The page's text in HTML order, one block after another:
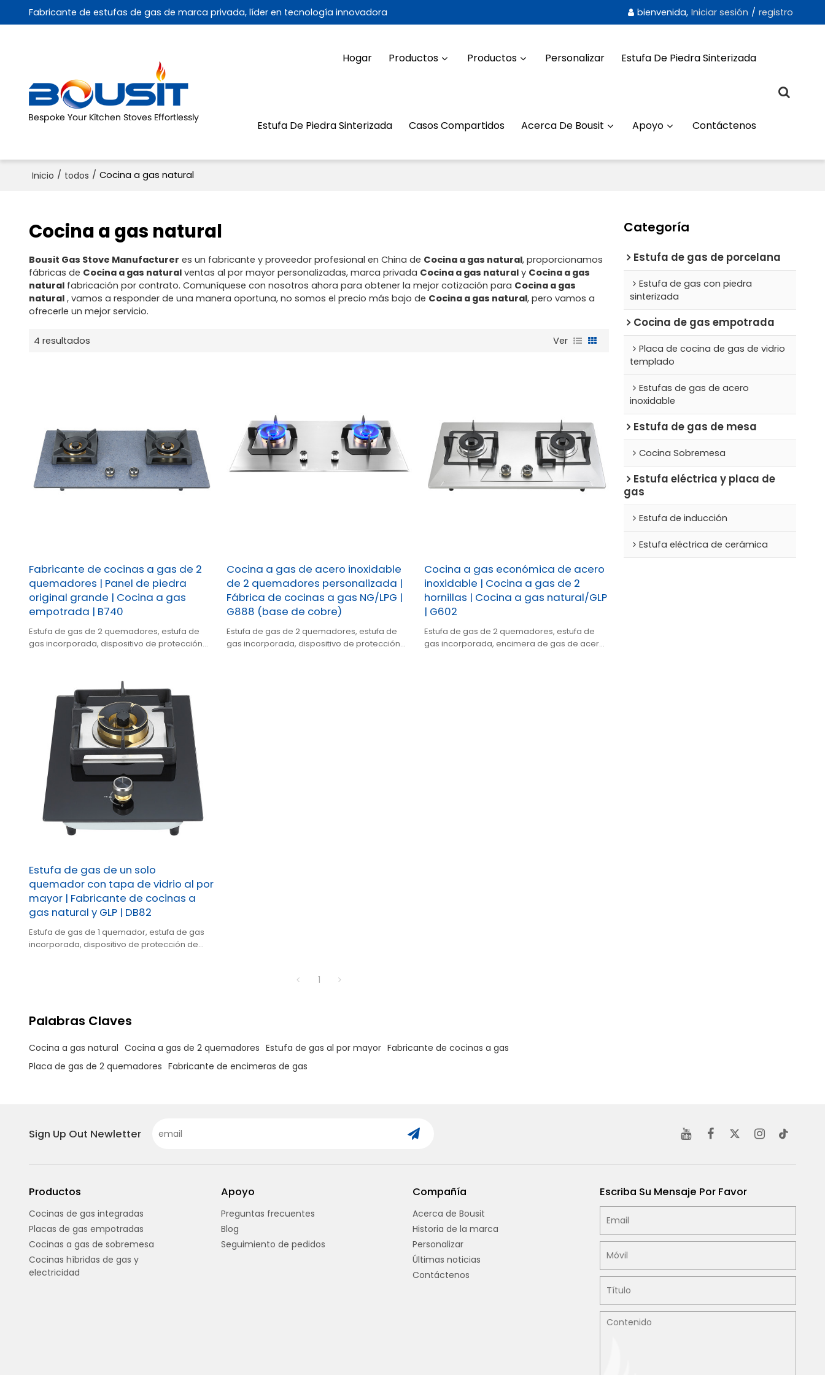
Fabricante de estufas de gas de marca privada, líder en tecnología innovadora bienvenida, Iniciar sesión / registro
Hogar Productos Productos Personalizar Estufa De Piedra Sinterizada
Estufa De Piedra Sinterizada Casos Compartidos Acerca De Bousit Apoyo Contáctenos
Inicio / todos / Cocina a gas natural
Cocina a gas natural
Bousit Gas Stove Manufacturer es un fabricante y proveedor profesional en China de Cocina a gas natural, proporcionamos
fábricas de Cocina a gas naturalventas al por mayor personalizadas, marca privada Cocina a gas naturaly Cocina a gas
naturalfabricación por contrato. Comuníquese con nosotros ahora para obtener la mejor cotización para Cocina a gas
natural, vamos a responder de una manera oportuna, no somos el precio más bajo de Cocina a gas natural, pero vamos a
ofrecerle un mejor servicio.
4 resultados Ver
Fabricante de cocinas a gas de 2
quemadores | Panel de piedra
original grande | Cocina a gas
empotrada | B740
Estufa de gas de 2 quemadores, estufa de
gas incorporada, dispositivo de protección
Cocina a gas de acero inoxidable
de 2 quemadores personalizada |
Fábrica de cocinas a gas NG/LPG |
G888 (base de cobre)
Estufa de gas de 2 quemadores, estufa de
gas incorporada, dispositivo de protección
Cocina a gas económica de acero
inoxidable | Cocina a gas de 2
hornillas | Cocina a gas natural/GLP
| G602
Estufa de gas de 2 quemadores, estufa de
gas incorporada, encimera de gas de acero
Estufa de gas de un solo
quemador con tapa de vidrio al por
mayor | Fabricante de cocinas a
gas natural y GLP | DB82
Estufa de gas de 1 quemador, estufa de gas
incorporada, dispositivo de protección de
1
Palabras Claves
Cocina a gas natural Cocina a gas de 2 quemadores Estufa de gas al por mayor Fabricante de cocinas a gas
Placa de gas de 2 quemadores Fabricante de encimeras de gas
Categoría
Estufa de gas de porcelana
Estufa de gas con piedra
sinterizada
Cocina de gas empotrada
Placa de cocina de gas de vidrio
templado
Estufas de gas de acero
inoxidable
Estufa de gas de mesa
Cocina Sobremesa
Estufa eléctrica y placa de
gas
Estufa de inducción
Estufa eléctrica de cerámica
Sign Up Out Newletter
Productos
Cocinas de gas integradas
Placas de gas empotradas
Cocinas a gas de sobremesa
Cocinas híbridas de gas y
electricidad
Apoyo
Preguntas frecuentes
Blog
Seguimiento de pedidos
Compañía
Acerca de Bousit
Historia de la marca
Personalizar
Últimas noticias
Contáctenos
Escriba Su Mensaje Por Favor